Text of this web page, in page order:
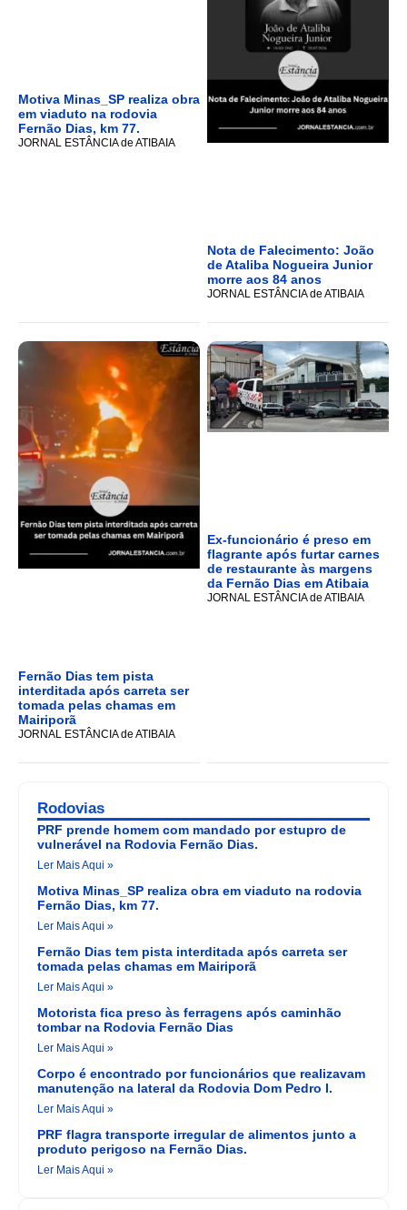
Motiva Minas_SP realiza obra
em viaduto na rodovia
Fernão Dias, km 77.
JORNAL ESTÂNCIA de ATIBAIA
Nota de Falecimento: João
de Ataliba Nogueira Junior
morre aos 84 anos
JORNAL ESTÂNCIA de ATIBAIA
Fernão Dias tem pista
interditada após carreta ser
tomada pelas chamas em
Mairiporã
JORNAL ESTÂNCIA de ATIBAIA
Ex-funcionário é preso em
flagrante após furtar carnes
de restaurante às margens
da Fernão Dias em Atibaia
JORNAL ESTÂNCIA de ATIBAIA
Rodovias
PRF prende homem com mandado por estupro de
vulnerável na Rodovia Fernão Dias.
Ler Mais Aqui »
Motiva Minas_SP realiza obra em viaduto na rodovia
Fernão Dias, km 77.
Ler Mais Aqui »
Fernão Dias tem pista interditada após carreta ser
tomada pelas chamas em Mairiporã
Ler Mais Aqui »
Motorista fica preso às ferragens após caminhão
tombar na Rodovia Fernão Dias
Ler Mais Aqui »
Corpo é encontrado por funcionários que realizavam
manutenção na lateral da Rodovia Dom Pedro I.
Ler Mais Aqui »
PRF flagra transporte irregular de alimentos junto a
produto perigoso na Fernão Dias.
Ler Mais Aqui »